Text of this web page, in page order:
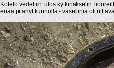
Kotelo vedettiin ulos kytkinakselin
enää pitänyt kunnolla - vaseliinia oli